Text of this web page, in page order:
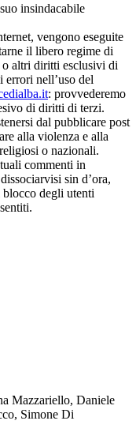
insindacabile
vengono eseguite
il libero regime di
altri diritti esclusivi di
errori nell’uso del
: provvederemo
di diritti di terzi.
dal pubblicare post
alla violenza e alla
o nazionali.
commenti in
sin d’ora,
degli utenti
Mazzariello, Daniele
Simone Di